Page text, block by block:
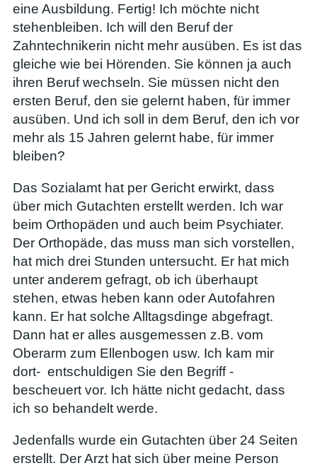
eine Ausbildung. Fertig! Ich möchte nicht
stehenbleiben. Ich will den Beruf der
Zahntechnikerin nicht mehr ausüben. Es ist das
gleiche wie bei Hörenden. Sie können ja auch
ihren Beruf wechseln. Sie müssen nicht den
ersten Beruf, den sie gelernt haben, für immer
ausüben. Und ich soll in dem Beruf, den ich vor
mehr als 15 Jahren gelernt habe, für immer
bleiben?
Das Sozialamt hat per Gericht erwirkt, dass
über mich Gutachten erstellt werden. Ich war
beim Orthopäden und auch beim Psychiater.
Der Orthopäde, das muss man sich vorstellen,
hat mich drei Stunden untersucht. Er hat mich
unter anderem gefragt, ob ich überhaupt
stehen, etwas heben kann oder Autofahren
kann. Er hat solche Alltagsdinge abgefragt.
Dann hat er alles ausgemessen z.B. vom
Oberarm zum Ellenbogen usw. Ich kam mir
dort- entschuldigen Sie den Begriff -
bescheuert vor. Ich hätte nicht gedacht, dass
ich so behandelt werde.
Jedenfalls wurde ein Gutachten über 24 Seiten
erstellt. Der Arzt hat sich über meine Person